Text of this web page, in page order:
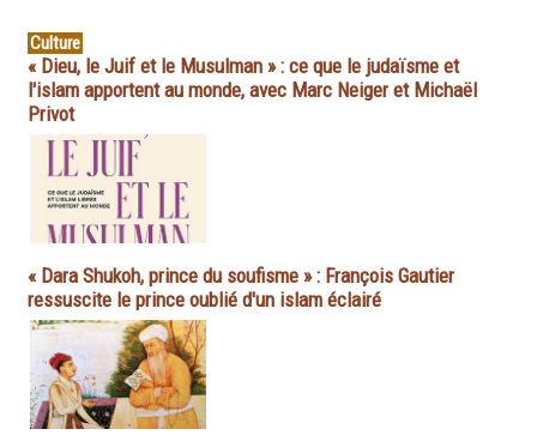
Culture
« Dieu, le Juif et le Musulman » : ce que le judaïsme et
l'islam apportent au monde, avec Marc Neiger et Michaël
Privot
« Dara Shukoh, prince du soufisme » : François Gautier
ressuscite le prince oublié d'un islam éclairé